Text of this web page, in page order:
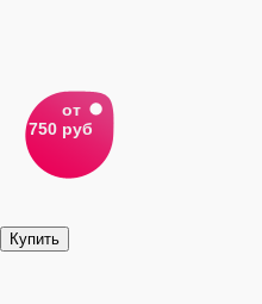
от
750 руб